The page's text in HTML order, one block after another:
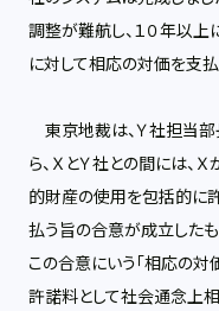
調整が難航し、１０年以上
に対して相応の対価を支
東京地裁は、Ｙ社担当
ら、ＸとＹ社との間には、
的財産の使用を包括的に
払う旨の合意が成立した
この合意にいう「相応の
許諾料として社会通念上